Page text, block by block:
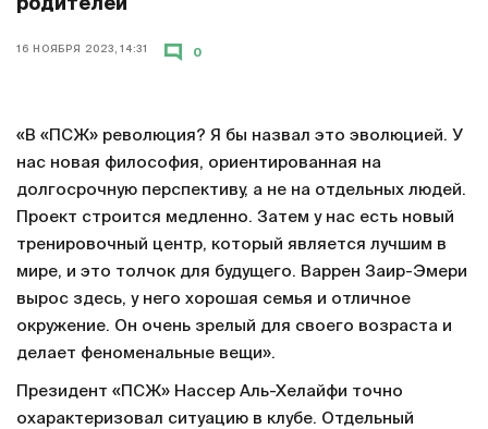
родителей
16 НОЯБРЯ 2023, 14:31 0
«В «ПСЖ» революция? Я бы назвал это эволюцией. У
нас новая философия, ориентированная на
долгосрочную перспективу, а не на отдельных людей.
Проект строится медленно. Затем у нас есть новый
тренировочный центр, который является лучшим в
мире, и это толчок для будущего. Варрен Заир-Эмери
вырос здесь, у него хорошая семья и отличное
окружение. Он очень зрелый для своего возраста и
делает феноменальные вещи».
Президент «ПСЖ» Нассер Аль-Хелайфи точно
охарактеризовал ситуацию в клубе. Отдельный